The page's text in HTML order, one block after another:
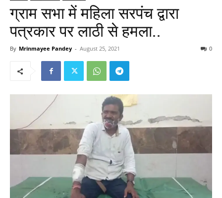
ग्राम सभा में महिला सरपंच द्वारा
पत्रकार पर लाठी से हमला..
By Mrinmayee Pandey - August 25, 2021 0